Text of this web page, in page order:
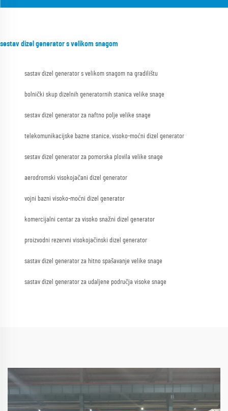
sestav dizel generator s velikom snagom
sastav dizel generator s velikom snagom na gradilištu
bolnički skup dizelnih generatornih stanica velike snage
sestav dizel generator za naftno polje velike snage
telekomunikacijske bazne stanice, visoko-moćni dizel generator
sestav dizel generator za pomorska plovila velike snage
aerodromski visokojačani dizel generator
vojni bazni visoko-moćni dizel generator
komercijalni centar za visoko snažni dizel generator
proizvodni rezervni visokojačinski dizel generator
sastav dizel generator za hitno spašavanje velike snage
sastav dizel generator za udaljene područja visoke snage